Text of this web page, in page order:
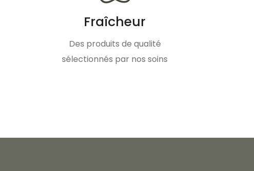
Fraîcheur
Des produits de qualité
sélectionnés par nos soins